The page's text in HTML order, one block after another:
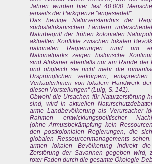
Jahren wurden hier fast 40.000
jenseits der Parkgrenze "angesiedelt". ...
Das heutige Naturverständnis der
südostafrikanischen Ländern
Naturbegriff der frühen kolonialen
aktuellen Konflikte zwischen lokalen
nationalen Regierungen rund um
Nationalparks zeigen historische
sind Afrikaner ebenfalls nur am Rande der
und obgleich sie nicht mehr die
Ursprünglichen verkörpern,
VerkäuferInnen von lokalem Handwerk
diesen Vorstellungen" (Luig, S. 141).
Obwohl die Ursachen für Naturzerstörung
sind, wird in aktuellen
arme Landbevölkerung als Verursacher
Rahmen entwicklungspolitischer
(ohne Armutsbekämpfung kein
den postkolonialen Regierungen, die
globalen Ressourcenmanagements
armen lokalen Bevölkerung indirekt
Zerstörung der Savannen gegeben wird,
roter Faden durch die gesamte Ökologie-